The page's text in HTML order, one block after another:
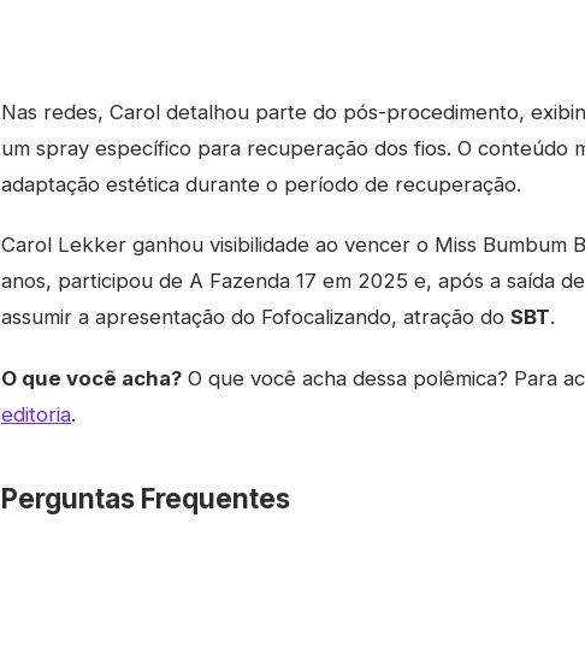
Nas redes, Carol detalhou parte do pós-procedimento,
um spray específico para recuperação dos fios. O conteúdo
adaptação estética durante o período de recuperação.
Carol Lekker ganhou visibilidade ao vencer o Miss Bumbum
anos, participou de A Fazenda 17 em 2025 e, após a saída
assumir a apresentação do Fofocalizando, atração do SBT.
O que você acha? O que você acha dessa polêmica? Para
editoria.
Perguntas Frequentes